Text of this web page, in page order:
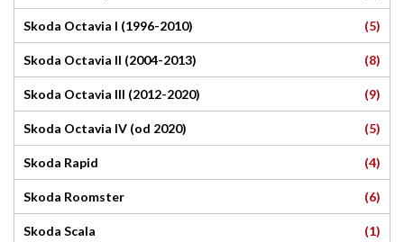
Skoda Octavia I (1996-2010) (5)
Skoda Octavia II (2004-2013) (8)
Skoda Octavia III (2012-2020) (9)
Skoda Octavia IV (od 2020) (5)
Skoda Rapid (4)
Skoda Roomster (6)
Skoda Scala (1)